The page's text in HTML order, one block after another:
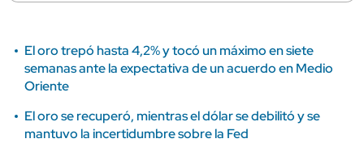
El oro trepó hasta 4,2% y tocó un máximo en siete
semanas ante la expectativa de un acuerdo en Medio
Oriente
El oro se recuperó, mientras el dólar se debilitó y se
mantuvo la incertidumbre sobre la Fed